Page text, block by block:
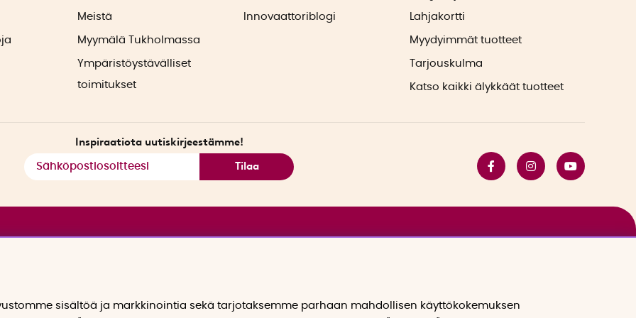
Meistä
Myymälä Tukholmassa
Ympäristöystävälliset
toimitukset
Innovaattoriblogi Lahjakortti
Myydyimmät tuotteet
Tarjouskulma
Katso kaikki älykkäät tuotteet
Inspiraatiota uutiskirjeestämme!
Tilaa
sisältöä ja markkinointia sekä tarjotaksemme parhaan mahdollisen käyttökokemuksen